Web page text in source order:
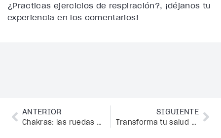
¿Practicas ejercicios de respiración?, ¡déjanos tu
experiencia en los comentarios!
ANTERIOR
Chakras: las ruedas que energizan las facetas de tu vida
SIGUIENTE
Transforma tu salud mental con estos 6 efectivos tips